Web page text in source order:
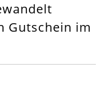
Gutschein im